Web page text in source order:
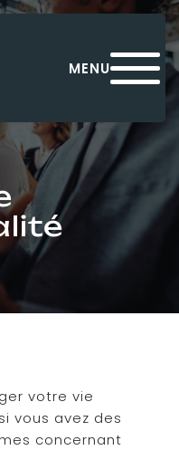
MENU
votre vie
vous avez des
concernant